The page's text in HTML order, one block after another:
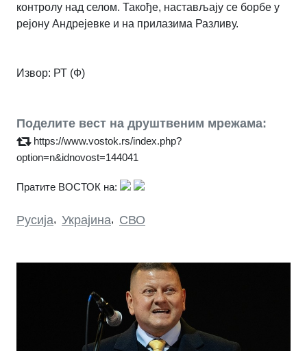
контролу над селом. Такође, настављају се борбе у
рејону Андрејевке и на прилазима Разливу.
Извор: РТ (Ф)
Поделите вест на друштвеним мрежама:
https://www.vostok.rs/index.php?
option=n&idnovost=144041
Пратите ВОСТОК на:
Русија, Украјина, СВО